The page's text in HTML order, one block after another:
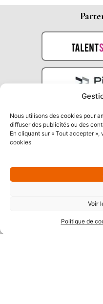
Nous utilisons des cookies pour
diffuser des publicités ou des
En cliquant sur « Tout accepter
cookies
Voir
Politique de